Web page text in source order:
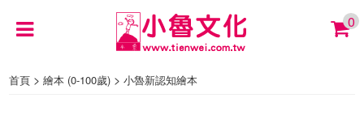
0
首頁 >繪本 (0-100歲) >小魯新認知繪本